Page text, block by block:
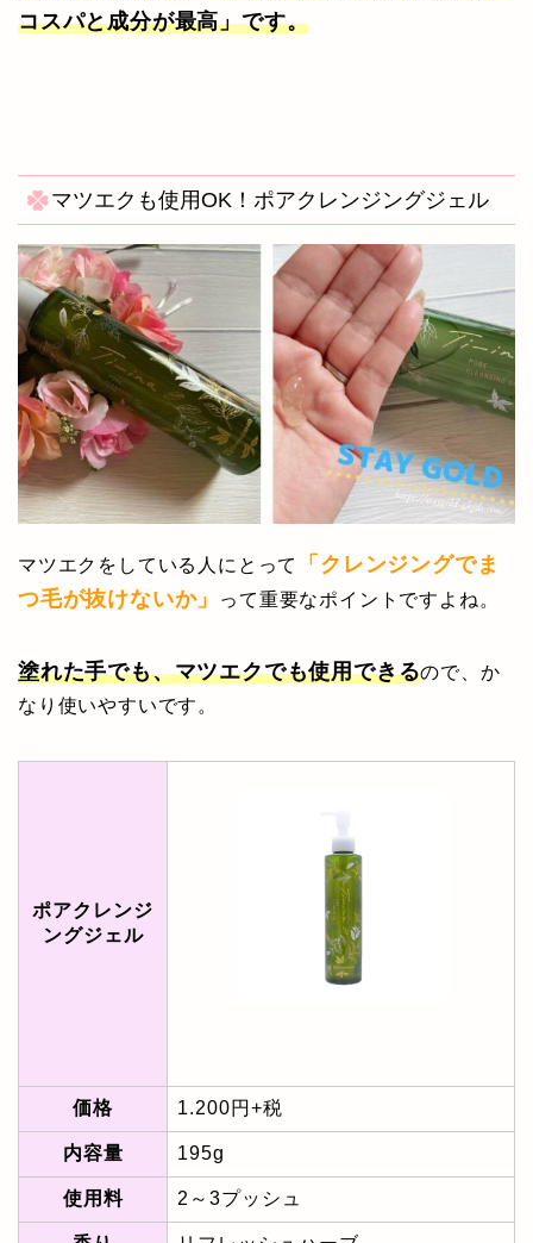
コスパと成分が最高」です。
マツエクも使用OK！ポアクレンジングジェル
マツエクをしている人にとって
「クレンジングでま
つ毛が抜けないか」
って重要なポイントですよね。
塗れた手でも、マツエクでも使用できるので、か
なり使いやすいです。
ポアクレンジ
ングジェル
価格 1.200円+税
内容量 195g
使用料 2～3プッシュ